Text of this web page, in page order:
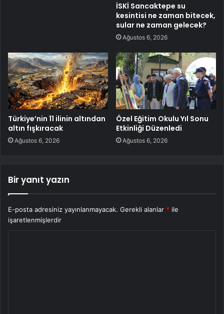
İSKİ Sancaktepe su
kesintisi ne zaman bitecek,
sular ne zaman gelecek?
Ağustos 6, 2026
Türkiye’nin 11 ilinin altından
altın fışkıracak
Ağustos 6, 2026
Özel Eğitim Okulu Yıl Sonu
Etkinliği Düzenledi
Ağustos 6, 2026
Bir yanıt yazın
E-posta adresiniz yayınlanmayacak. Gerekli alanlar * ile
işaretlenmişlerdir